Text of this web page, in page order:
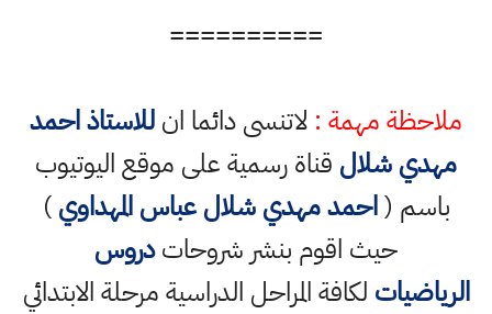
==========
ملاحظة مهمة : لاتنسى دائما انللاستاذ احمد
مهدي شلال قناة رسمية على موقع اليوتيوب
باسم (احمد مهدي شلال عباس المهداوي)
حيث اقوم بنشر شروحاتدروس
الرياضيات لكافة المراحل الدراسية مرحلة الابتدائي